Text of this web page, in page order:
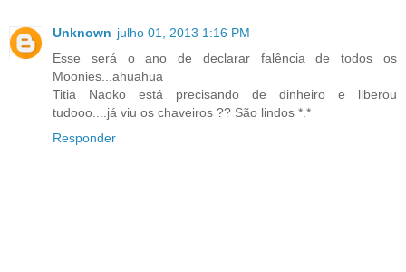
Unknown julho 01, 2013 1:16 PM
Esse será o ano de declarar falência de todos os
Moonies...ahuahua
Titia Naoko está precisando de dinheiro e liberou
tudooo....já viu os chaveiros ?? São lindos *.*
Responder